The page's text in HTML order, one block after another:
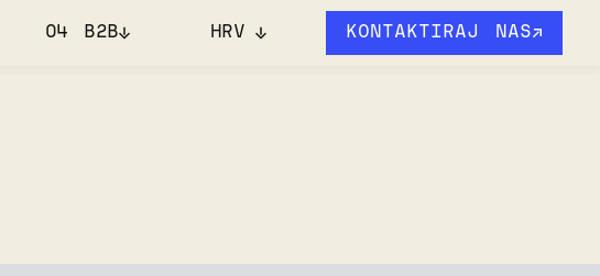
04 B2B HRV KONTAKTIRAJ NAS